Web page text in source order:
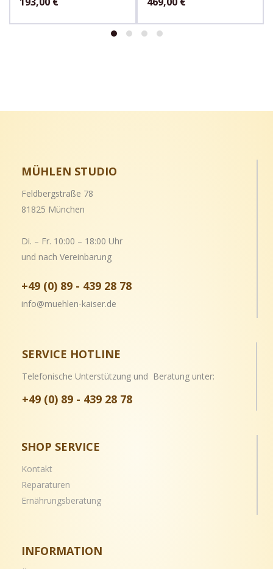
MÜHLEN STUDIO
Feldbergstraße 78
81825 München
Di. – Fr. 10:00 – 18:00 Uhr
und nach Vereinbarung
+49 (0) 89 - 439 28 78
info@muehlen-kaiser.de
SERVICE HOTLINE
Telefonische Unterstützung und Beratung unter:
+49 (0) 89 - 439 28 78
SHOP SERVICE
Kontakt
Reparaturen
Ernährungsberatung
INFORMATION